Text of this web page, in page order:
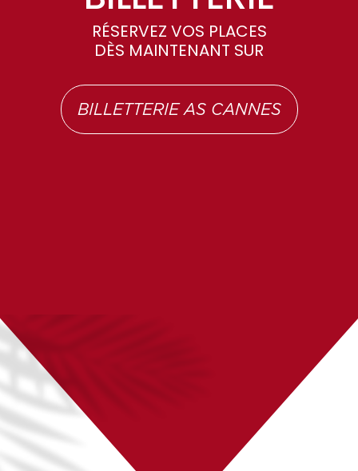
RÉSERVEZ VOS PLACES
DÈS MAINTENANT SUR
BILLETTERIE AS CANNES